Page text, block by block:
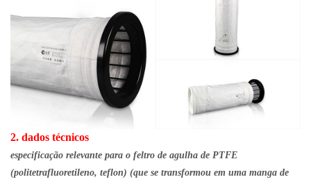
2. dados técnicos
especificação relevante para o feltro de agulha de PTFE
(politetrafluoretileno, teflon) (que se transformou em uma manga de